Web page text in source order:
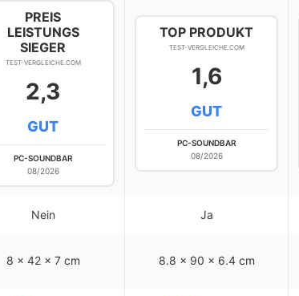
PREIS
LEISTUNGS
SIEGER
TEST-VERGLEICHE.COM
2,3
GUT
PC-SOUNDBAR
08/2026
TOP PRODUKT
TEST-VERGLEICHE.COM
1,6
GUT
PC-SOUNDBAR
08/2026
Nein Ja
8 x 42 x 7 cm 8.8 x 90 x 6.4 cm